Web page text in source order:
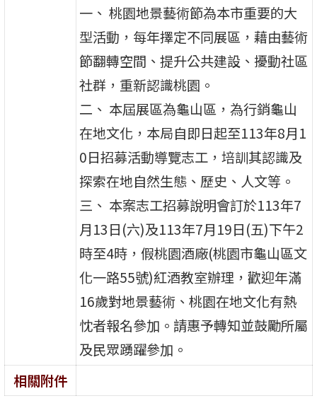
一、 桃園地景藝術節為本市重要的大
型活動，每年擇定不同展區，藉由藝術
節翻轉空間、提升公共建設、擾動社區
社群，重新認識桃園。
二、 本屆展區為龜山區，為行銷龜山
在地文化，本局自即日起至113年8月1
0日招募活動導覽志工，培訓其認識及
探索在地自然生態、歷史、人文等。
三、 本案志工招募說明會訂於113年7
月13日(六)及113年7月19日(五)下午2
時至4時，假桃園酒廠(桃園市龜山區文
化一路55號)紅酒教室辦理，歡迎年滿
16歲對地景藝術、桃園在地文化有熱
忱者報名參加。請惠予轉知並鼓勵所屬
及民眾踴躍參加。
相關附件